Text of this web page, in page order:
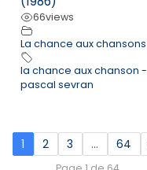
66views
La chance aux chansons
la chance aux chanson -
pascal sevran
1 2 3 … 64